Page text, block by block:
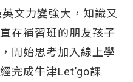
文力變強大，知識又
在補習班的朋友孩子
開始思考加入線上學
完成牛津Let’go課